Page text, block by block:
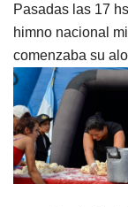
Pasadas las 17
himno nacional
comenzaba su